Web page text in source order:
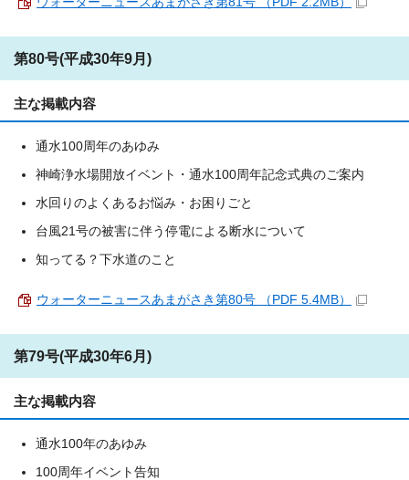
第80号(平成30年9月)
主な掲載内容
通水100周年のあゆみ
神崎浄水場開放イベント・通水100周年記念式典のご案内
水回りのよくあるお悩み・お困りごと
台風21号の被害に伴う停電による断水について
知ってる？下水道のこと
ウォーターニュースあまがさき第80号 （PDF 5.4MB）
第79号(平成30年6月)
主な掲載内容
通水100年のあゆみ
100周年イベント告知